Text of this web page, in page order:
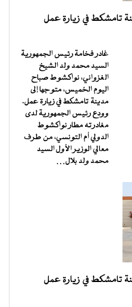
تامشكط في زيارة عمل
غادر فخامة رئيس الجمهورية
السيد محمد ولد الشيخ
الغزواني، نواكشوط صباح
اليوم الخميس، متوجها إلى
مدينة تامشكط في زيارة عمل.
وودع رئيس الجمهورية لدى
مغادرته مطار نواكشوط
الدولي أم التونسي، من طرف
معالي الوزير الأول السيد
محمد ولد بلال…
تامشكط في زيارة عمل